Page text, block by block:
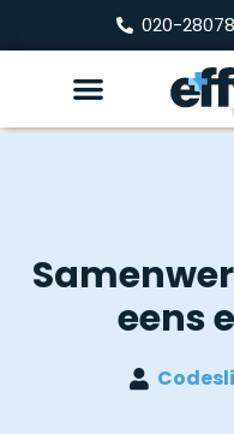
020-
eens